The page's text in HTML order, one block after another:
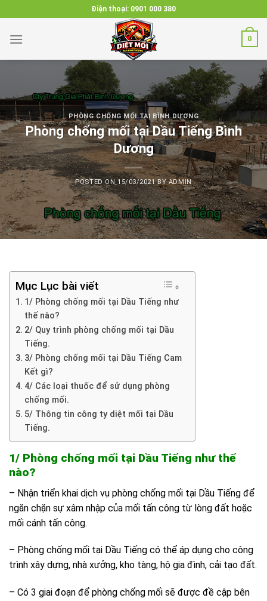
to
content
Điện thoại: 0901 000 380
0
PHÒNG CHỐNG MỐI TẠI BÌNH DƯƠNG
Phòng chống mối tại Dầu Tiếng Bình
Dương
POSTED ON 15/03/2021BYADMIN
Mục Lục bài viết
1/ Phòng chống mối tại Dầu Tiếng như
thế nào?
2/ Quy trình phòng chống mối tại Dầu
Tiếng.
3/ Phòng chống mối tại Dầu Tiếng Cam
Kết gì?
4/ Các loại thuốc để sử dụng phòng
chống mối.
5/ Thông tin công ty diệt mối tại Dầu
Tiếng.
1/ Phòng chống mối tại Dầu Tiếng như thế
nào?
– Nhận triển khai dịch vụ phòng chống mối tại Dầu Tiếng để
ngăn chặn sự xâm nhập của mối tấn công từ lòng đất hoặc
mối cánh tấn công.
– Phòng chống mối tại Dầu Tiếng có thể áp dụng cho công
trình xây dựng, nhà xưởng, kho tàng, hộ gia đình, cải tạo đất.
– Có 3 giai đoạn để phòng chống mối sẽ được đề cập bên